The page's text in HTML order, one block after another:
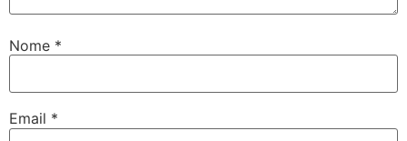
Nome *
Email *